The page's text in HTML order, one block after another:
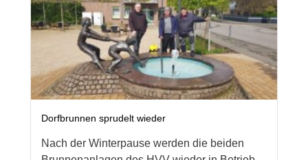
Dorfbrunnen sprudelt wieder
Nach der Winterpause werden die beiden